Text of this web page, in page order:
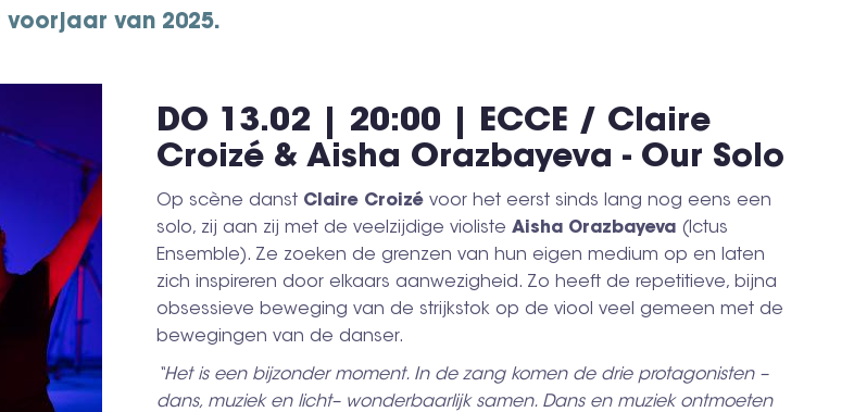
van 2025.
DO 13.02 | 20:00 | ECCE / Claire
Croizé & Aisha Orazbayeva - Our Solo
Op scène danst Claire Croizé voor het eerst sinds lang nog eens een
solo, zij aan zij met de veelzijdige violiste Aisha Orazbayeva (Ictus
Ensemble). Ze zoeken de grenzen van hun eigen medium op en laten
zich inspireren door elkaars aanwezigheid. Zo heeft de repetitieve, bijna
obsessieve beweging van de strijkstok op de viool veel gemeen met de
bewegingen van de danser.
“Het is een bijzonder moment. In de zang komen de drie protagonisten –
dans, muziek en licht– wonderbaarlijk samen. Dans en muziek ontmoeten